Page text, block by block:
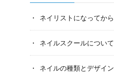
ネイリストになってから
ネイルスクールについて
ネイルの種類とデザイン